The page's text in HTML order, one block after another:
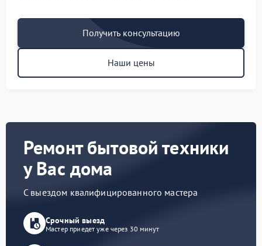
Получить консультацию
Наши цены
Ремонт бытовой техники
у Вас дома
С выездом квалифицированного мастера
Срочный выезд
Мастер приедет уже через 30 минут